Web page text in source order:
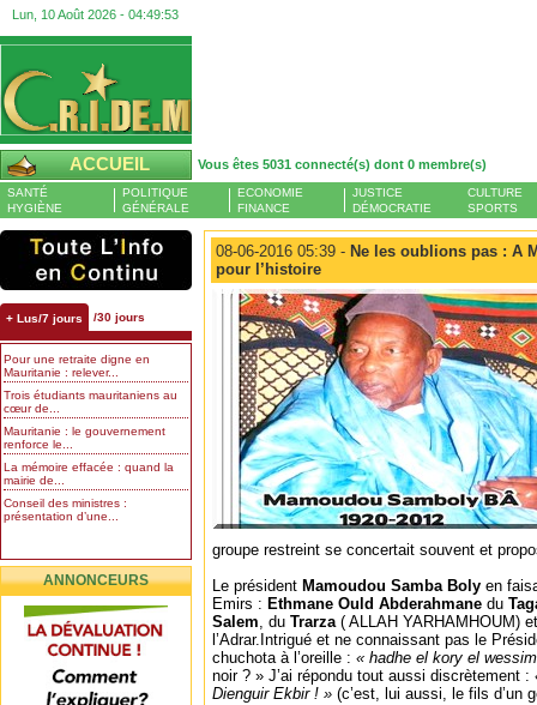
Lun, 10 Août 2026 - 04:49:53
ACCUEIL Vous êtes 5031 connecté(s) dont 0 membre(s)
SANTÉ
HYGIÈNE
POLITIQUE
GÉNÉRALE
ECONOMIE
FINANCE
JUSTICE
DÉMOCRATIE
CULTURE
SPORTS
+ Lus/7 jours /30 jours
Pour une retraite digne en
Mauritanie : relever...
Trois étudiants mauritaniens au
cœur de...
Mauritanie : le gouvernement
renforce le...
La mémoire effacée : quand la
mairie de...
Conseil des ministres :
présentation d’une...
ANNONCEURS
08-06-2016 05:39 - Ne les oublions pas : A
pour l’histoire
groupe restreint se concertait souvent et
Le président Mamoudou Samba Boly en
Emirs : Ethmane Ould Abderahmane du
Salem, du Trarza ( ALLAH YARHAMHOUM)
l’Adrar.Intrigué et ne connaissant pas le
chuchota à l’oreille : « hadhe el kory el
noir ? » J’ai répondu tout aussi discrètement :
Dienguir Ekbir ! » (c’est, lui aussi, le fils d’un